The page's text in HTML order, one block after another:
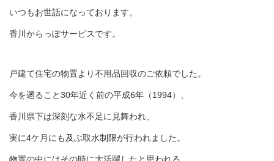
いつもお世話になっております。
香川からっぽサービスです。
戸建て住宅の物置より不用品回収のご依頼でした。
今を遡ること30年近く前の平成6年（1994）、
香川県下は深刻な水不足に見舞われ、
実に4ケ月にも及ぶ取水制限が行われました。